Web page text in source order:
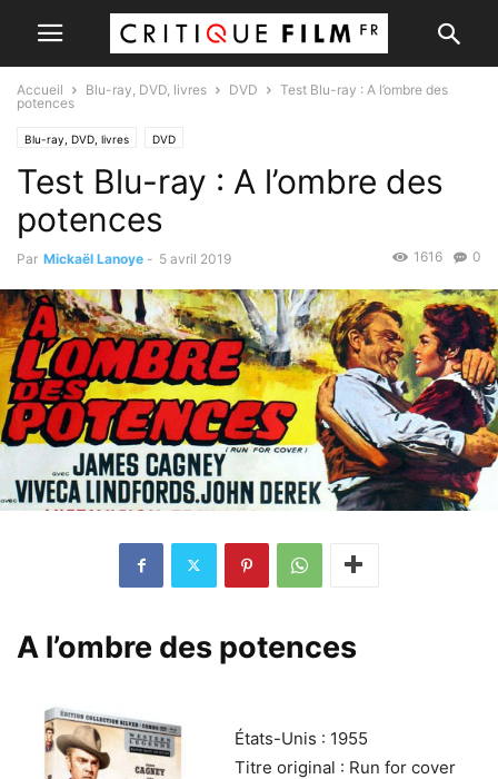
Accueil Blu-ray, DVD, livres DVD
Test Blu-ray : A l’ombre des
potences
Blu-ray, DVD, livres DVD
Test Blu-ray : A l’ombre des
potences
Par Mickaël Lanoye - 5 avril 2019 0
1616
A l’ombre des potences
États-Unis : 1955
Titre original : Run for cover